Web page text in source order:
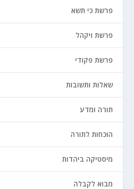
פרשת כי תשא
פרשת ויקהל
פרשת פקודי
שאלות ותשובות
תורה ומדע
הוכחות לתורה
מיסטיקה ביהדות
מבוא לקבלה